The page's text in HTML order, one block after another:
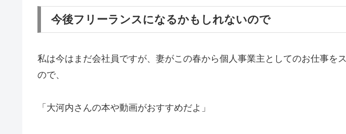
今後フリーランスになるかもしれないので
私は今はまだ会社員ですが、妻がこの春から個人事業主としてのお仕事を
ので、
「大河内さんの本や動画がおすすめだよ」